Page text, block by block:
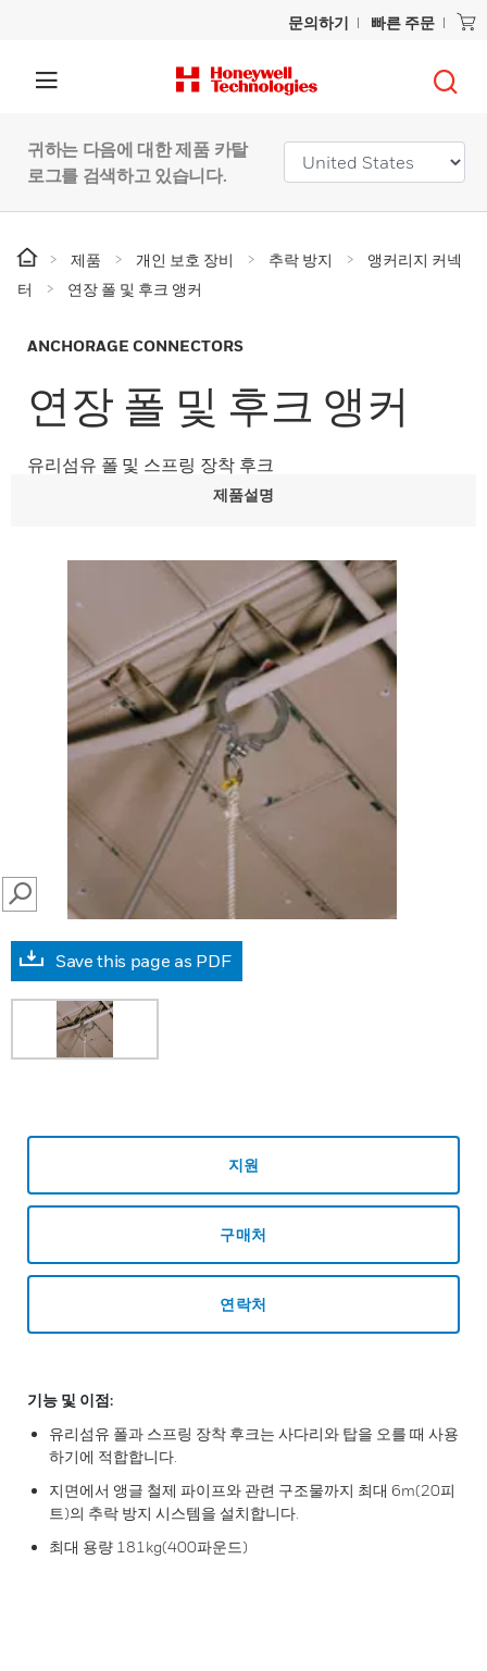
문의하기 빠른 주문
귀하는 다음에 대한 제품 카탈
로그를 검색하고 있습니다.
제품 개인 보호 장비 추락 방지
앵커리지 커넥
터
연장 폴 및 후크 앵커
ANCHORAGE CONNECTORS
연장 폴 및 후크 앵커
유리섬유 폴 및 스프링 장착 후크
제품설명
SEARCH
Save this page as PDF
지원
구매처
연락처
기능 및 이점:
유리섬유 폴과 스프링 장착 후크는 사다리와 탑을 오를 때 사용
하기에 적합합니다.
지면에서 앵글 철제 파이프와 관련 구조물까지 최대 6m(20피
트)의 추락 방지 시스템을 설치합니다.
최대 용량 181kg(400파운드)